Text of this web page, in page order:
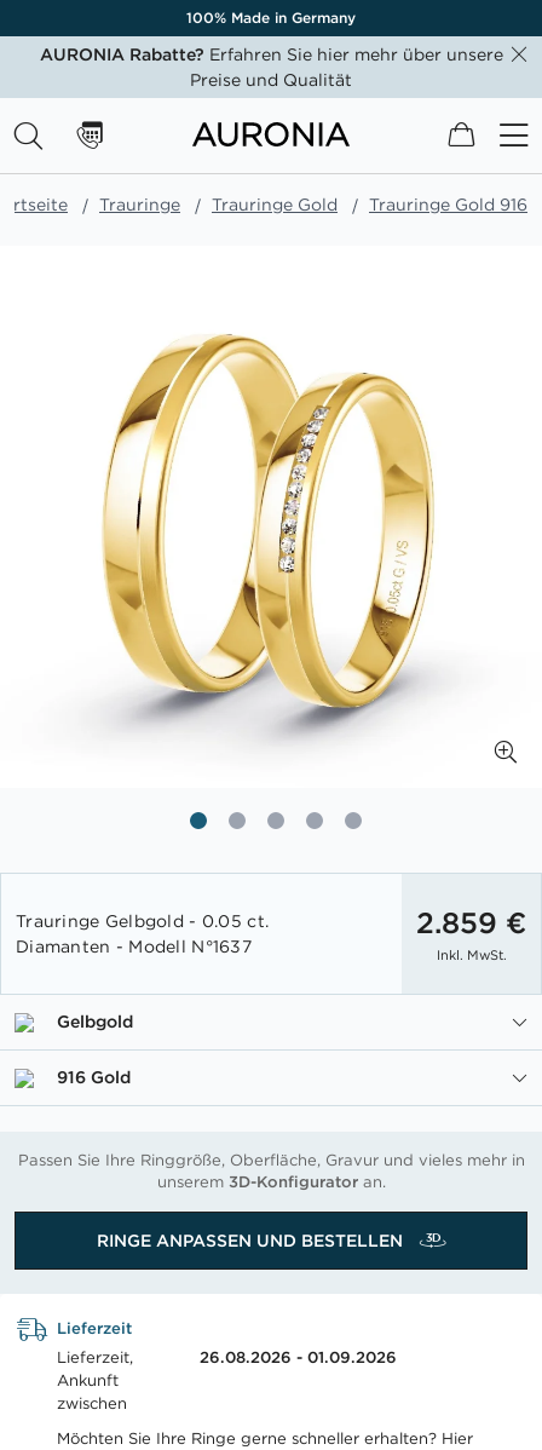
100% Made in Germany
AURONIA Rabatte? Erfahren Sie hier mehr über unsere
Preise und Qualität
Mein
Trauringe Trauringe Gold Trauringe Gold 916
der
Bildgalerie
Trauringe Gelbgold - 0.05 ct.
Diamanten - Modell N°1637
2.859 €
Inkl. MwSt.
Gelbgold
916 Gold
Passen Sie Ihre Ringgröße, Oberfläche, Gravur und vieles mehr in
unserem 3D-Konfiguratoran.
RINGE ANPASSEN UND BESTELLEN
Lieferzeit
Lieferzeit,
Ankunft
zwischen
26.08.2026 - 01.09.2026
Möchten Sie Ihre Ringe gerne schneller erhalten? Hier